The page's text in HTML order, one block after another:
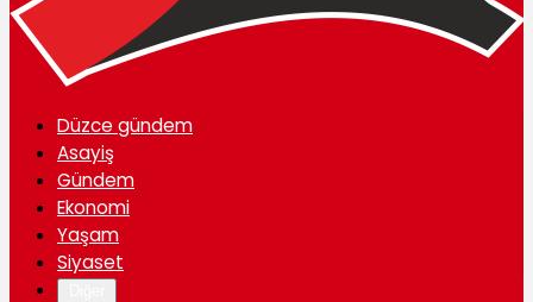
Düzce gündem
Asayiş
Gündem
Ekonomi
Yaşam
Siyaset